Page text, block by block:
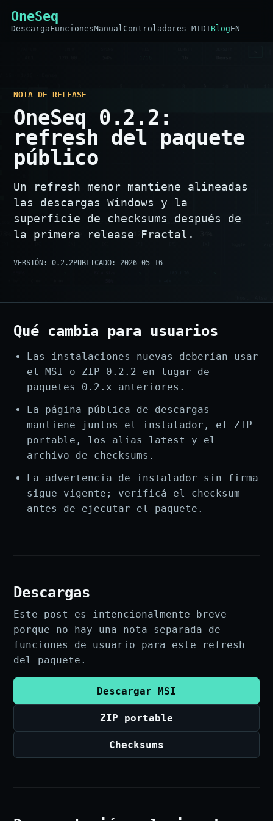
OneSeq
DescargaFuncionesManualControladores MIDIBlogEN
NOTA DE RELEASE
OneSeq 0.2.2:
refresh del paquete
público
Un refresh menor mantiene alineadas
las descargas Windows y la
superficie de checksums después de
la primera release Fractal.
VERSIÓN: 0.2.2PUBLICADO: 2026-05-16
Qué cambia para usuarios
Las instalaciones nuevas deberían usar
el MSI o ZIP 0.2.2 en lugar de
paquetes 0.2.x anteriores.
La página pública de descargas
mantiene juntos el instalador, el ZIP
portable, los alias latest y el
archivo de checksums.
La advertencia de instalador sin firma
sigue vigente; verificá el checksum
antes de ejecutar el paquete.
Descargas
Este post es intencionalmente breve
porque no hay una nota separada de
funciones de usuario para este refresh
del paquete.
Descargar MSI
ZIP portable
Checksums